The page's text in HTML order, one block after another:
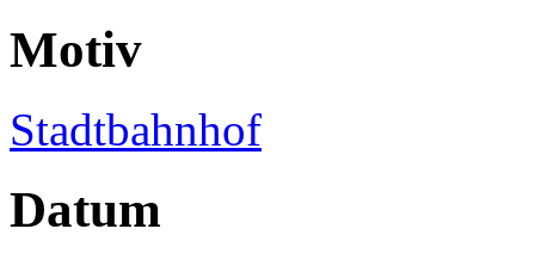
Motiv
Stadtbahnhof
Datum